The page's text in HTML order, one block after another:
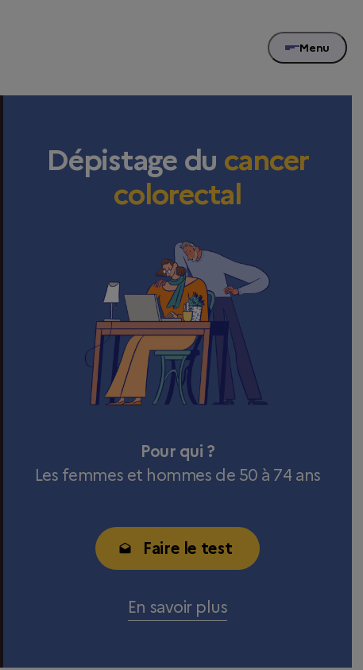
Menu
Dépistage du cancer
colorectal
Pour qui ?
Les femmes et hommes de 50 à 74 ans
Faire le test
En savoir plus